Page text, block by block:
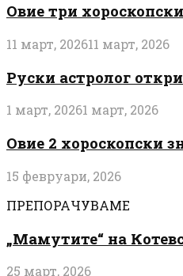
Овие три
11 март, 202611 март, 2026
Руски астролог
1 март, 20261 март, 2026
Овие 2 хороскопски
15 февруари, 2026
ПРЕПОРАЧУВАМЕ
„Мамутите“ на
25 март, 2026